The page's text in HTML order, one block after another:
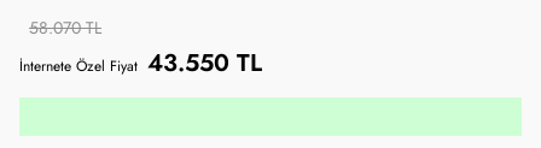
58.070 TL
İnternete Özel Fiyat 43.550 TL